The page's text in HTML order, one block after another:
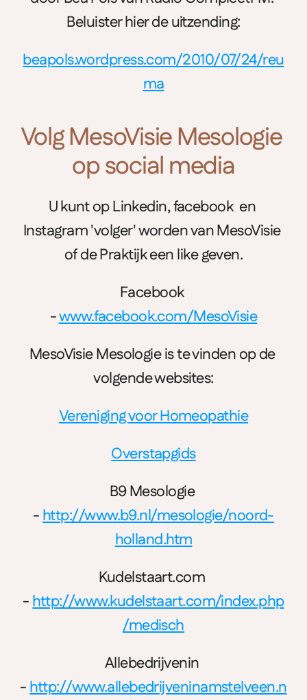
Beluister hier de uitzending:
beapols.wordpress.com/2010/07/24/reu
ma
Volg MesoVisie Mesologie
op social media
U kunt op Linkedin, facebook  en
Instagram 'volger' worden van MesoVisie
of de Praktijk een like geven.
Facebook
- www.facebook.com/MesoVisie
MesoVisie Mesologie is te vinden op de
volgende websites:
Vereniging voor Homeopathie
Overstapgids
B9 Mesologie
- http://www.b9.nl/mesologie/noord-
holland.htm
Kudelstaart.com
- http://www.kudelstaart.com/index.php
/medisch
Allebedrijvenin
- http://www.allebedrijveninamstelveen.n